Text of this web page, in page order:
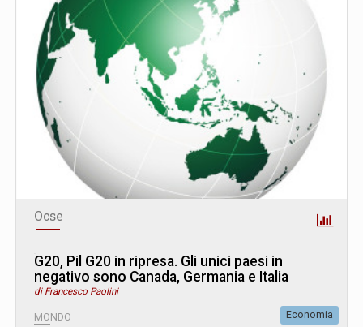
Ocse
G20, Pil G20 in ripresa. Gli unici paesi in
negativo sono Canada, Germania e Italia
di Francesco Paolini
MONDO Economia